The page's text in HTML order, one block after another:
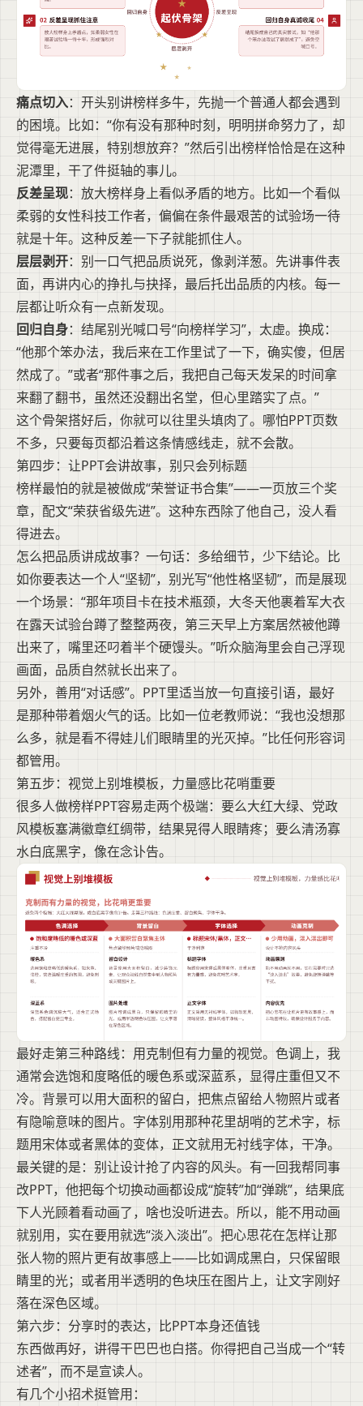
痛点切入：开头别讲榜样多牛，先抛一个普通人都会遇到
的困境。比如：“你有没有那种时刻，明明拼命努力了，却
觉得毫无进展，特别想放弃？”然后引出榜样恰恰是在这种
泥潭里，干了件挺轴的事儿。
反差呈现：放大榜样身上看似矛盾的地方。比如一个看似
柔弱的女性科技工作者，偏偏在条件最艰苦的试验场一待
就是十年。这种反差一下子就能抓住人。
层层剥开：别一口气把品质说死，像剥洋葱。先讲事件表
面，再讲内心的挣扎与抉择，最后托出品质的内核。每一
层都让听众有一点新发现。
回归自身：结尾别光喊口号“向榜样学习”，太虚。换成：
“他那个笨办法，我后来在工作里试了一下，确实傻，但居
然成了。”或者“那件事之后，我把自己每天发呆的时间拿
来翻了翻书，虽然还没翻出名堂，但心里踏实了点。”
这个骨架搭好后，你就可以往里头填肉了。哪怕PPT页数
不多，只要每页都沿着这条情感线走，就不会散。
第四步：让PPT会讲故事，别只会列标题
榜样最怕的就是被做成“荣誉证书合集”——一页放三个奖
章，配文“荣获省级先进”。这种东西除了他自己，没人看
得进去。
怎么把品质讲成故事？一句话：多给细节，少下结论。比
如你要表达一个人“坚韧”，别光写“他性格坚韧”，而是展现
一个场景：“那年项目卡在技术瓶颈，大冬天他裹着军大衣
在露天试验台蹲了整整两夜，第三天早上方案居然被他蹲
出来了，嘴里还叼着半个硬馒头。”听众脑海里会自己浮现
画面，品质自然就长出来了。
另外，善用“对话感”。PPT里适当放一句直接引语，最好
是那种带着烟火气的话。比如一位老教师说：“我也没想那
么多，就是看不得娃儿们眼睛里的光灭掉。”比任何形容词
都管用。
第五步：视觉上别堆模板，力量感比花哨重要
很多人做榜样PPT容易走两个极端：要么大红大绿、党政
风模板塞满徽章红绸带，结果晃得人眼睛疼；要么清汤寡
水白底黑字，像在念讣告。
最好走第三种路线：用克制但有力量的视觉。色调上，我
通常会选饱和度略低的暖色系或深蓝系，显得庄重但又不
冷。背景可以用大面积的留白，把焦点留给人物照片或者
有隐喻意味的图片。字体别用那种花里胡哨的艺术字，标
题用宋体或者黑体的变体，正文就用无衬线字体，干净。
最关键的是：别让设计抢了内容的风头。有一回我帮同事
改PPT，他把每个切换动画都设成“旋转”加“弹跳”，结果底
下人光顾着看动画了，啥也没听进去。所以，能不用动画
就别用，实在要用就选“淡入淡出”。把心思花在怎样让那
张人物的照片更有故事感上——比如调成黑白，只保留眼
睛里的光；或者用半透明的色块压在图片上，让文字刚好
落在深色区域。
第六步：分享时的表达，比PPT本身还值钱
东西做再好，讲得干巴巴也白搭。你得把自己当成一个“转
述者”，而不是宣读人。
有几个小招术挺管用：